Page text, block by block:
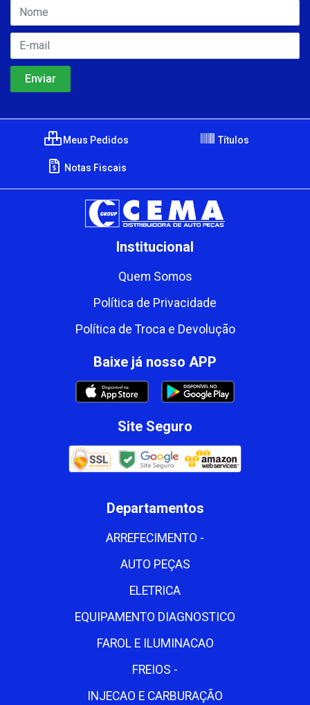
Meus Pedidos Títulos
Notas Fiscais
Institucional
Quem Somos
Política de Privacidade
Política de Troca e Devolução
Baixe já nosso APP
Site Seguro
Departamentos
ARREFECIMENTO -
AUTO PEÇAS
ELETRICA
EQUIPAMENTO DIAGNOSTICO
FAROL E ILUMINACAO
FREIOS -
INJECAO E CARBURAÇÃO